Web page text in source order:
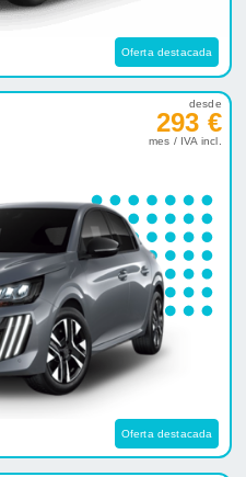
Oferta destacada
desde
293 €
mes / IVA incl.
Oferta destacada